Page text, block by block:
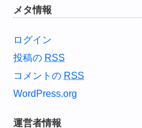
メタ情報
ログイン
投稿の RSS
コメントの RSS
WordPress.org
運営者情報